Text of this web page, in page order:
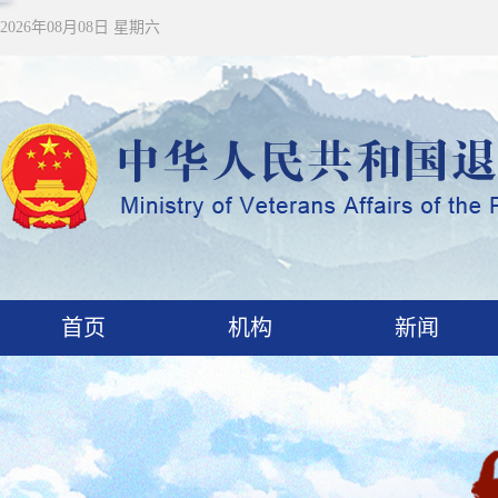
2026年08月08日 星期六
首页 机构 新闻